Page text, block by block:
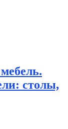
столы,